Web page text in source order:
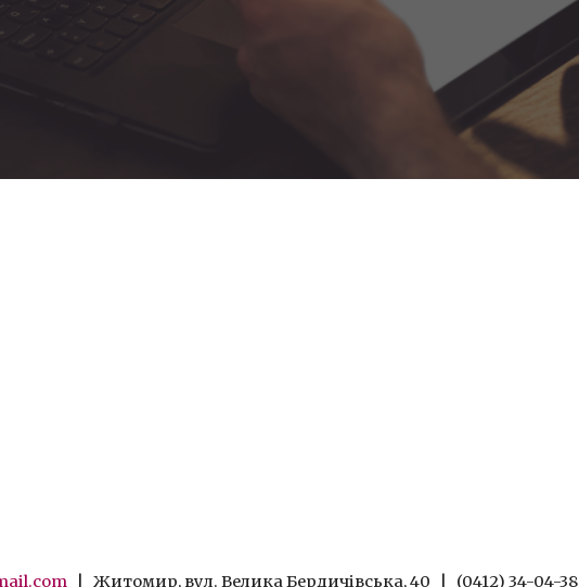
| Житомир, вул. Велика Бердичівська, 40 | (0412) 34-04-38